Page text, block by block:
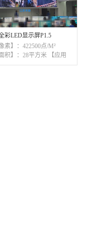
彩LED显示屏P1.5
素】：422500点/M²
积】：28平方米 【应用
指挥中心